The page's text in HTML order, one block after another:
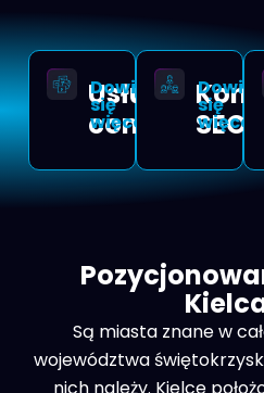
Usługi
contentowe
Dowiedz
się
więcej
SEO
się
więcej
Są miasta znane w
województwa